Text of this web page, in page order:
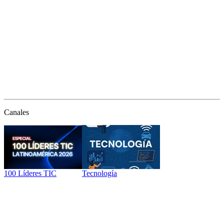
Canales
100 Líderes TIC Tecnología